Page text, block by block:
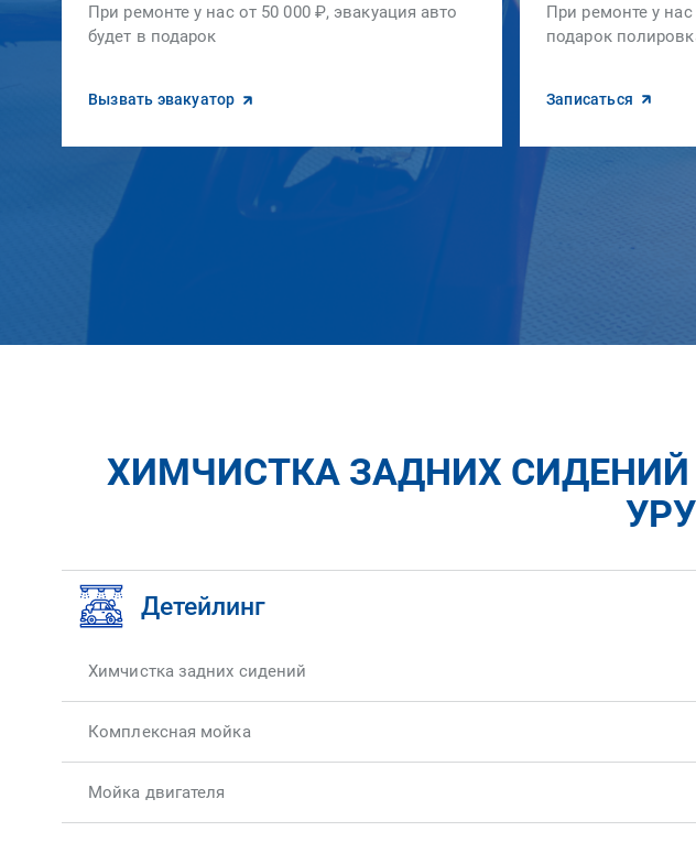
При ремонте у нас от 50 000 ₽, эвакуация авто
будет в подарок
Вызвать эвакуатор
При ремонте у
подарок
Записаться
ХИМЧИСТКА ЗАДНИХ СИДЕНИЙ
Детейлинг
Химчистка задних сидений
Комплексная мойка
Мойка двигателя